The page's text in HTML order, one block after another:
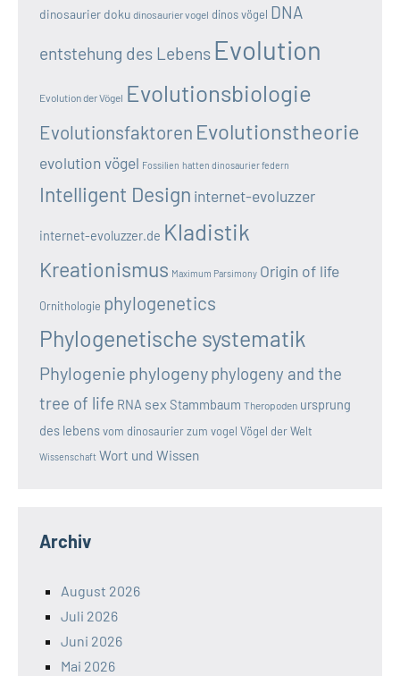
dinosaurier doku dinosaurier vogel dinos vögel DNA
entstehung des Lebens Evolution
Evolution der Vögel Evolutionsbiologie
Evolutionsfaktoren Evolutionstheorie
evolution vögel Fossilien hatten dinosaurier federn
Intelligent Design internet-evoluzzer
internet-evoluzzer.de Kladistik
Kreationismus Maximum Parsimony Origin of life
Ornithologie phylogenetics
Phylogenetische systematik
Phylogenie phylogenyphylogeny and the
tree of life RNA sex Stammbaum Theropoden ursprung
des lebensvom dinosaurier zum vogel Vögel der Welt
Wissenschaft Wort und Wissen
Archiv
August 2026
Juli 2026
Juni 2026
Mai 2026